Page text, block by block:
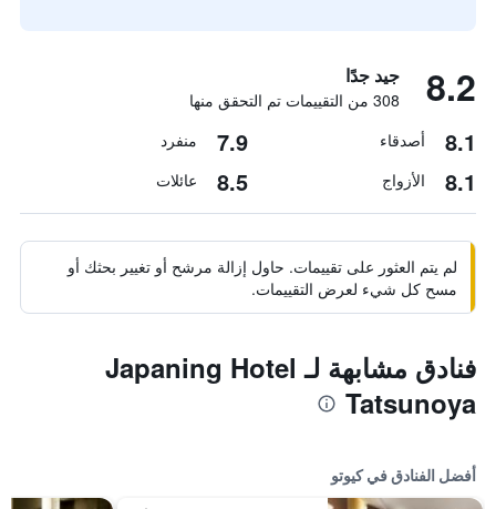
8.2 جيد جدًا
308 من التقييمات تم التحقق منها
8.1 أصدقاء 7.9 منفرد
8.1 الأزواج 8.5 عائلات
لم يتم العثور على تقييمات. حاول إزالة مرشح أو تغيير بحثك أو
مسح كل شيء لعرض التقييمات.
فنادق مشابهة لـ Japaning Hotel
Tatsunoya
أفضل الفنادق في كيوتو